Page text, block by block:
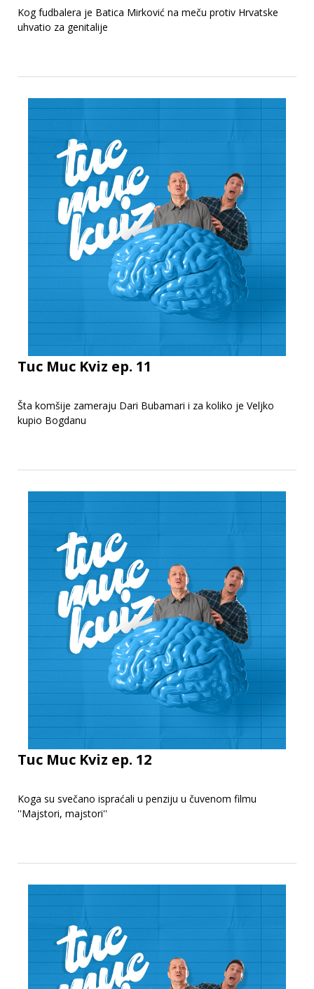
Kog fudbalera je Batica Mirković na meču protiv Hrvatske
uhvatio za genitalije
Tuc Muc Kviz ep. 11
Šta komšije zameraju Dari Bubamari i za koliko je Veljko
kupio Bogdanu
Tuc Muc Kviz ep. 12
Koga su svečano ispraćali u penziju u čuvenom filmu
''Majstori, majstori''